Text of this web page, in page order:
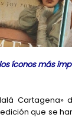
íconos más
Cartagena»
que se